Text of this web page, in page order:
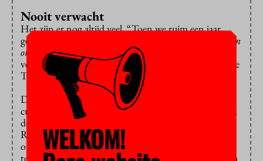
Nooit verwacht
Het zijn er nog altijd veel. “Toen we ruim een jaar
geleden begonnen met het aanbieden van
massive open
online courseshadden we zulke hoge aantallen nooit
verwacht”, schrijft Anka Mulder, vicevoorzitter van de
TU Delft in haar
De Delftse moocs trekken vooral veel Amerikaanse
cursisten, op de voet gevolgd door Indiërs. De TU wil
de moocs gaan vertalen in het Chinees, Arabisch en
Russisch en ze bovendien inzetten om het onderwijs
op de campus te verbeteren. Daarmee denkt ze beter
tegemoet te komen aan de verschillende leerstijlen van
WELKOM!